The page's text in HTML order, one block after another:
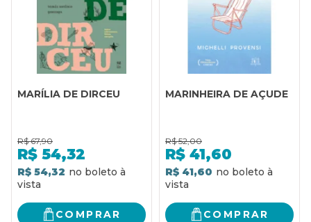
MARÍLIA DE DIRCEU
R$ 67,90
R$ 54,32
R$ 54,32
COMPRAR
MARINHEIRA DE AÇUDE
R$ 52,00
R$ 41,60
R$ 41,60
COMPRAR